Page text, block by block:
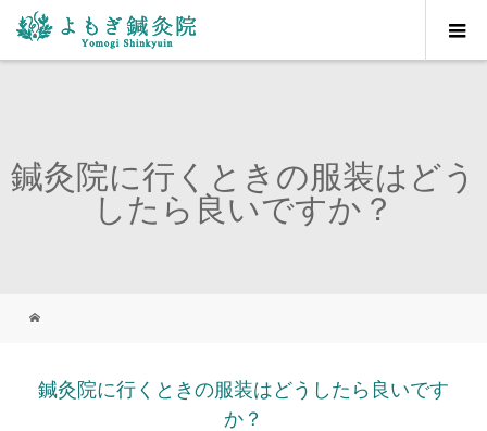
鍼灸院に行くときの服装はどう
したら良いですか？
鍼灸院に行くときの服装はどうしたら良いです
か？